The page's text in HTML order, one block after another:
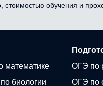
стоимостью обучения и
математике
биологии
ОГЭ по
ОГЭ по